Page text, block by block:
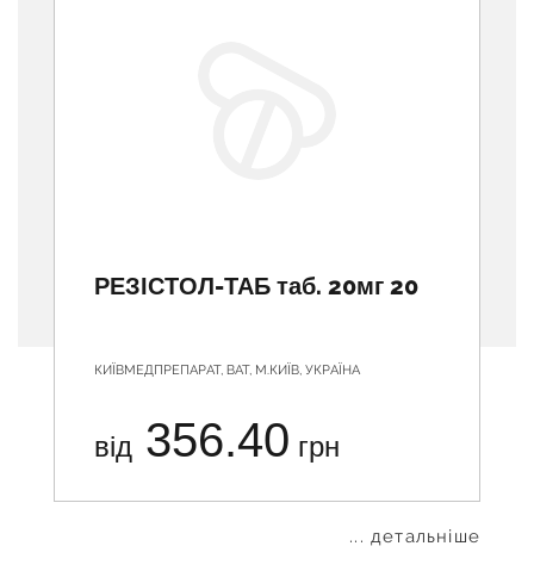
РЕЗІСТОЛ-ТАБ таб. 20мг 20
КИЇВМЕДПРЕПАРАТ, ВАТ, М.КИЇВ, УКРАЇНА
від 356.40 грн
... детальніше